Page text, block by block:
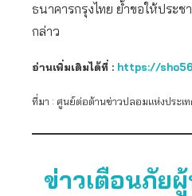
ธนาคารกรุงไทย ย้ำขอให้ประ
กล่าว
อ่านเพิ่มเติมได้ที่ : https://
ที่มา : ศูนย์ต่อต้านข่าวปลอมแห่งประเ
ข่าวเตือนภัย